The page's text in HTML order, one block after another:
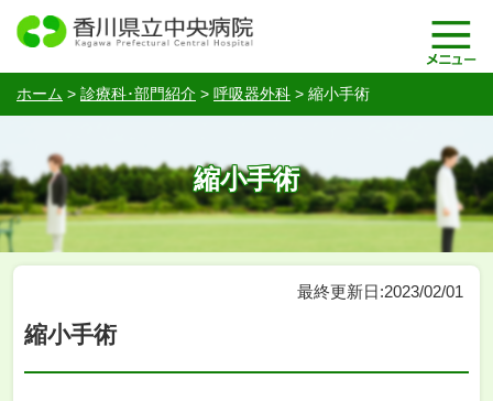
ホーム > 診療科･部門紹介 > 呼吸器外科 > 縮小手術
縮小手術
最終更新日:2023/02/01
縮小手術